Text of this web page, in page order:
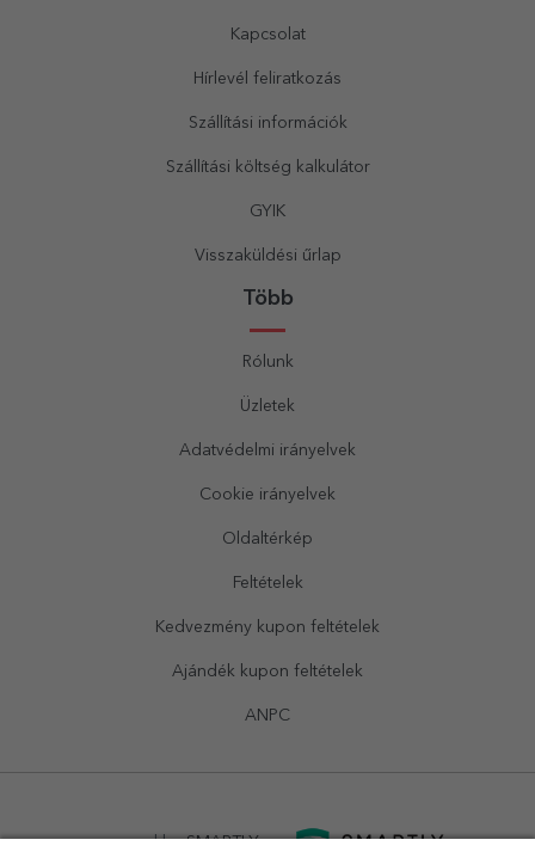
Kapcsolat
Hírlevél feliratkozás
Szállítási információk
Szállítási költség kalkulátor
GYIK
Visszaküldési űrlap
Több
Rólunk
Üzletek
Adatvédelmi irányelvek
Cookie irányelvek
Oldaltérkép
Feltételek
Kedvezmény kupon feltételek
Ajándék kupon feltételek
ANPC
powered bySMARTLY.ro